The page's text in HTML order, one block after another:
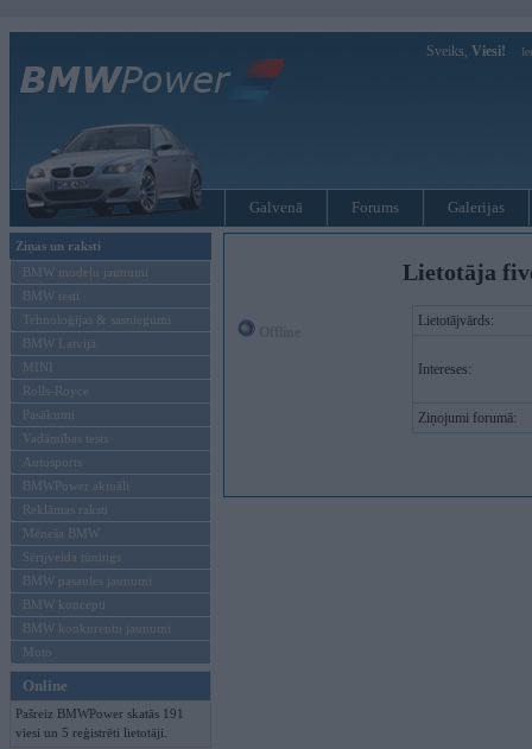
Sveiks, Viesi!
Galvenā Forums Galerijas
Ziņas un raksti
BMW modeļu jaunumi
BMW testi
Tehnoloģijas & sasniegumi
BMW Latvijā
MINI
Rolls-Royce
Pasākumi
Vadāmības tests
Autosports
BMWPower aktuāli
Reklāmas raksti
Mēneša BMW
Sērijveida tūnings
BMW pasaules jaunumi
BMW koncepti
BMW konkurentu jaunumi
Moto
Online
Pašreiz BMWPower skatās 191
viesi un 5 reģistrēti lietotāji.
Lietotāja
Lietotājvārds:
Intereses:
Ziņojumi forumā: